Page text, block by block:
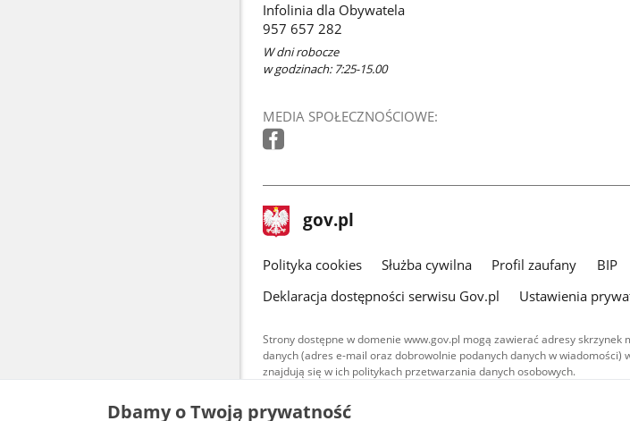
Infolinia dla Obywatela
957 657 282
W dni robocze
w godzinach: 7:25-15.00
MEDIA SPOŁECZNOŚCIOWE:
stopka
gov.pl Strona
gov.pl
gov.pl
Polityka cookies Służba cywilna Profil zaufany BIP
Deklaracja dostępności serwisu Gov.pl
Ustawienia
Strony dostępne w domenie www.gov.pl mogą zawierać adresy
danych (adres e-mail oraz dobrowolnie podanych danych w wiadomości)
znajdują się w ich politykach przetwarzania danych osobowych.
Treści tekstowe publikowane w serwisie (z wyłączeniem
Dbamy o Twoją prywatność